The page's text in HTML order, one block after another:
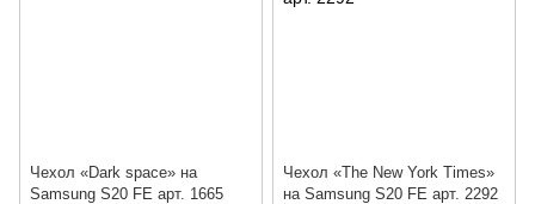
Чехол «Dark space» на
Samsung S20 FE арт. 1665
Чехол «The New York Times»
на Samsung S20 FE арт. 2292